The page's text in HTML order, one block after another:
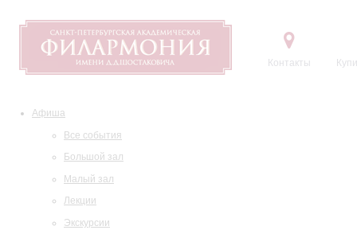
Контакты
Афиша
Все события
Большой зал
Малый зал
Лекции
Экскурсии